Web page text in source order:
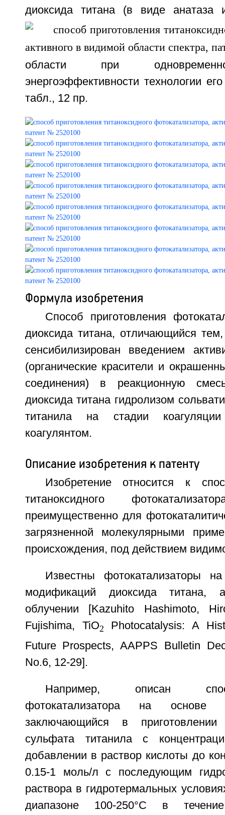
диоксида титана (в виде
области при
энергоэффективности технологии
табл., 12 пр.
Формула изобретения
Способ приготовления
диоксида титана, отличающийся
сенсибилизирован введением
(органические красители и
соединения) в реакционную
диоксида титана гидролизом
титанила на стадии
коагулянтом.
Описание изобретения к патенту
Изобретение относится к
титаноксидного
преимущественно для
загрязненной молекулярными
происхождения, под действием
Известны фотокатализаторы
модификаций диоксида титана,
облучении [Kazuhito Hashimoto,
Fujishima, TiO2
Photocatalysis: A
Future Prospects, AAPPS Bulletin
No.6, 12-29].
Например, описан
фотокатализатора на основе
заключающийся в приготовлении
сульфата титанила с
добавлении в раствор кислоты до
0.15-1 моль/л с последующим
раствора в гидротермальных
диапазоне 100-250°С в